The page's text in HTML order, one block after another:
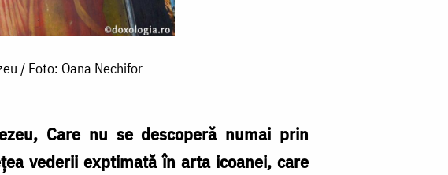
/ Foto: Oana Nechifor
Care nu se descoperă numai prin
vederii exptimată în arta icoanei, care